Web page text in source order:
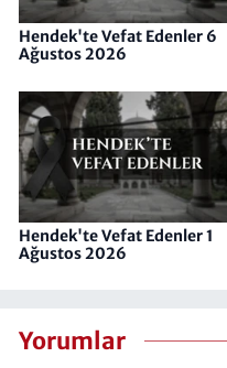
Hendek'te Vefat Edenler 6
Ağustos 2026
Hendek'te Vefat Edenler 1
Ağustos 2026
Yorumlar